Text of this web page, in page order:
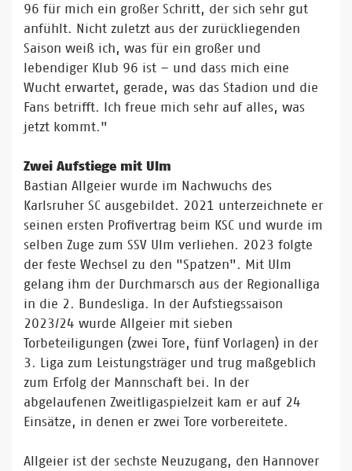
96 für mich ein großer Schritt, der sich sehr gut
anfühlt. Nicht zuletzt aus der zurückliegenden
Saison weiß ich, was für ein großer und
lebendiger Klub 96 ist – und dass mich eine
Wucht erwartet, gerade, was das Stadion und die
Fans betrifft. Ich freue mich sehr auf alles, was
jetzt kommt."
Zwei Aufstiege mit Ulm
Bastian Allgeier wurde im Nachwuchs des
Karlsruher SC ausgebildet. 2021 unterzeichnete er
seinen ersten Profivertrag beim KSC und wurde im
selben Zuge zum SSV Ulm verliehen. 2023 folgte
der feste Wechsel zu den "Spatzen". Mit Ulm
gelang ihm der Durchmarsch aus der Regionalliga
in die 2. Bundesliga. In der Aufstiegssaison
2023/24 wurde Allgeier mit sieben
Torbeteiligungen (zwei Tore, fünf Vorlagen) in der
3. Liga zum Leistungsträger und trug maßgeblich
zum Erfolg der Mannschaft bei. In der
abgelaufenen Zweitligaspielzeit kam er auf 24
Einsätze, in denen er zwei Tore vorbereitete.
Allgeier ist der sechste Neuzugang, den Hannover